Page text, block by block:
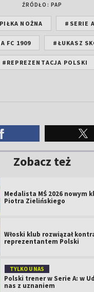
ŹRÓDŁO: PAP
NOŻNA #SERIE A
FC 1909 #ŁUKASZ
#REPREZENTACJA POLSKI
Zobacz też
Medalista MŚ 2026 nowym
Piotra Zielińskiego
Włoski klub rozwiązał
reprezentantem Polski
TYLKO U NAS
Polski trener w Serie A: w
nas z uznaniem